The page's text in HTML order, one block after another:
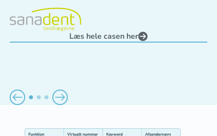
Læs hele casen her